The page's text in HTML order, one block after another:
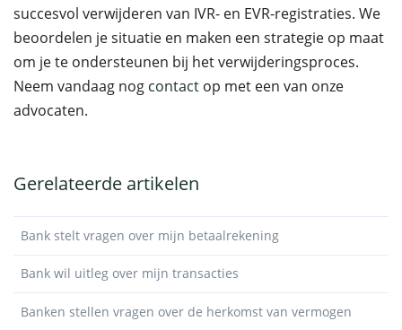
succesvol verwijderen van IVR- en EVR-registraties. We
beoordelen je situatie en maken een strategie op maat
om je te ondersteunen bij het verwijderingsproces.
Neem vandaag nog contact op met een van onze
advocaten.
Gerelateerde artikelen
Bank stelt vragen over mijn betaalrekening
Bank wil uitleg over mijn transacties
Banken stellen vragen over de herkomst van vermogen